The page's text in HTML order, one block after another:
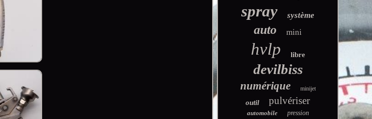
spray système
auto mini
hvlp libre
devilbiss
numérique minijet
outil pulvériser
automobile pression